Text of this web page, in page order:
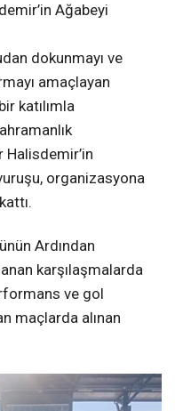
Ağabeyi
dokunmayı ve
amaçlayan
katılımla
organizasyona
Ardından
karşılaşmalarda
ve gol
maçlarda alınan